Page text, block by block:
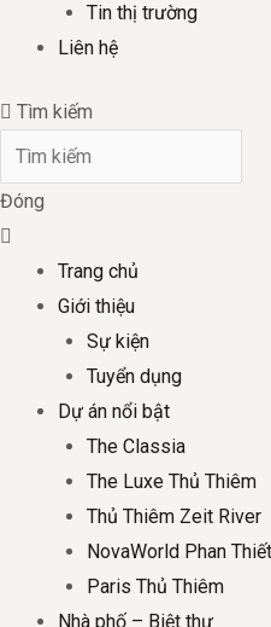
Tin thị trường
Liên hệ
Tìm kiếm
Đóng
Trang chủ
Giới thiệu
Sự kiện
Tuyển dụng
Dự án nổi bật
The Classia
The Luxe Thủ Thiêm
Thủ Thiêm Zeit River
NovaWorld Phan Thiết
Paris Thủ Thiêm
Nhà phố – Biệt thự